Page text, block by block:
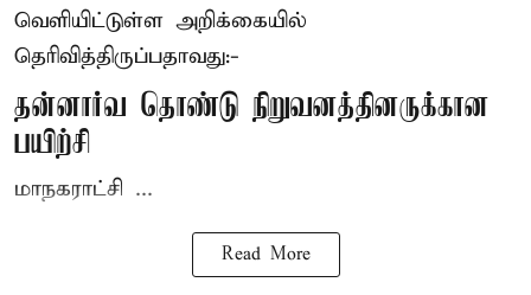
வெளியிட்டுள்ள அறிக்கையில்
தெரிவித்திருப்பதாவது:-
தன்னார்வ தொண்டு நிறுவனத்தினருக்கான
பயிற்சி
மாநகராட்சி ...
Read More